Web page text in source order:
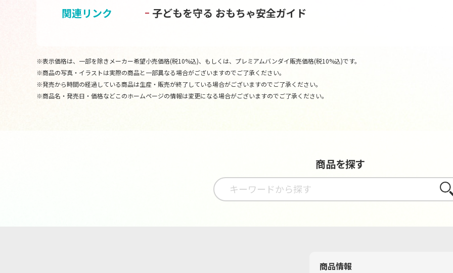
関連リンク 子どもを守る おもちゃ安全ガイド
※表示価格は、一部を除きメーカー希望小売価格(税10%込)、もしくは、プレミアムバンダイ販売価格(税10%込)です。
※商品の写真・イラストは実際の商品と一部異なる場合がございますのでご了承ください。
※発売から時間の経過している商品は生産・販売が終了している場合がございますのでご了承ください。
※商品名・発売日・価格などこのホームページの情報は変更になる場合がございますのでご了承ください。
商品を探す
さが
商品情報